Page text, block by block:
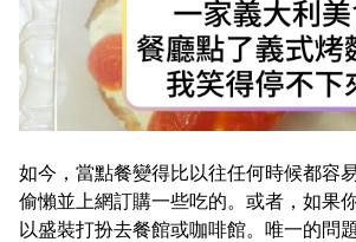
如今，當點餐變得比以往任何時候都容
偷懶並上網訂購一些吃的。或者，如果
以盛裝打扮去餐館或咖啡館。唯一的問